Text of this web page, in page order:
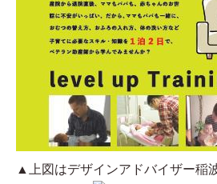
▲上図はデザインアドバイザー稲